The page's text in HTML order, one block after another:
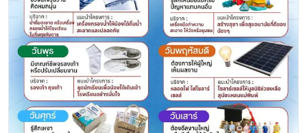
ติดต่อเรา
COCON (ห้อง 304) ชั้น 3 อาคาร The Season Mall 899
098-615-5885
info@taejai.com